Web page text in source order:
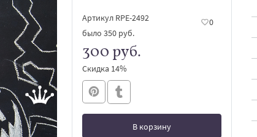
Артикул RPE-2492
0
было 350 руб.
300 руб.
Скидка 14%
В корзину